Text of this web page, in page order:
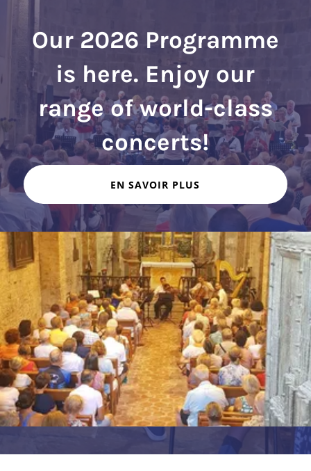
Our 2026 Programme
is here. Enjoy our
range of world-class
concerts!
EN SAVOIR PLUS